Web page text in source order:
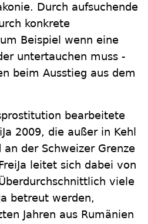
Durch aufsuchende
konkrete
Beispiel wenn eine
untertauchen muss -
beim Ausstieg aus dem
bearbeitete
2009, die außer in Kehl
der Schweizer Grenze
leitet sich dabei von
viele
betreut werden,
Jahren aus Rumänien